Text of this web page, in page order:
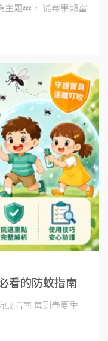
主題💤， 從莓果類富
看的防蚊指南
蚊指南 每到春夏季